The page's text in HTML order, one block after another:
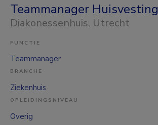
Teammanager Huisvesting
Diakonessenhuis, Utrecht
FUNCTIE
Teammanager
BRANCHE
Ziekenhuis
OPLEIDINGSNIVEAU
Overig